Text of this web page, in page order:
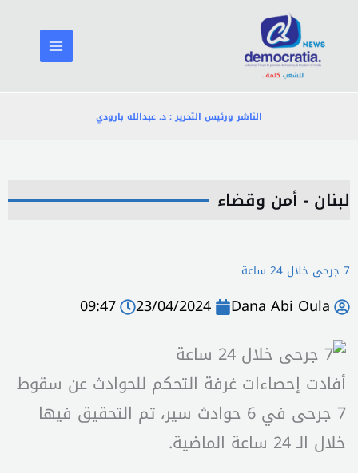
المحتوى
الناشر ورئيس التحرير : د. عبدالله بارودي
لبنان - أمن وقضاء
7 جرحى خلال 24 ساعة
Dana Abi Oula
23/04/2024
09:47
أفادت إحصاءات غرفة التحكم للحوادث عن سقوط
7 جرحى في 6 حوادث سير، تم التحقيق فيها
خلال الـ 24 ساعة الماضية.